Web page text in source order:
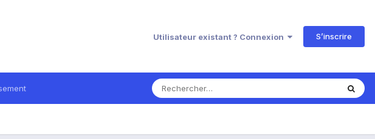
Utilisateur existant ? Connexion S’inscrire